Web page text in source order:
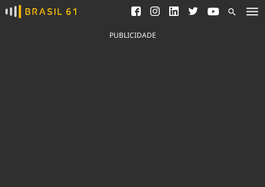
Ver todas as notícias
Saneamento
Indicadores
PUBLICIDADE